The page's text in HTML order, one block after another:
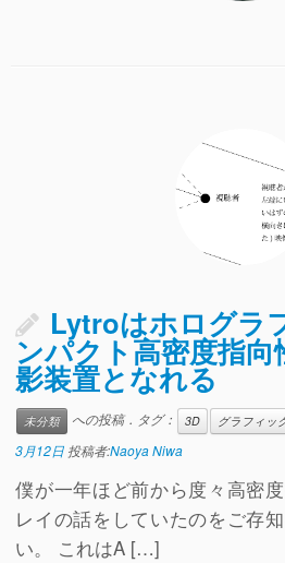
Lytroはホログラ
ンパクト高密度指
影装置となれる
未分類 への投稿．タグ： 3D グラフィッ
3月12日 投稿者:Naoya Niwa
僕が一年ほど前から度々高密
レイの話をしていたのをご存
い。 これはA […]